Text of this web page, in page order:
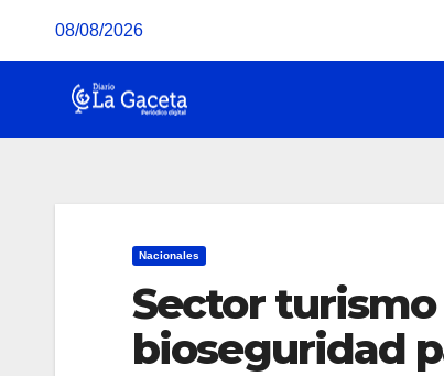
08/08/2026
Nacionales
Sector
bioseguridad